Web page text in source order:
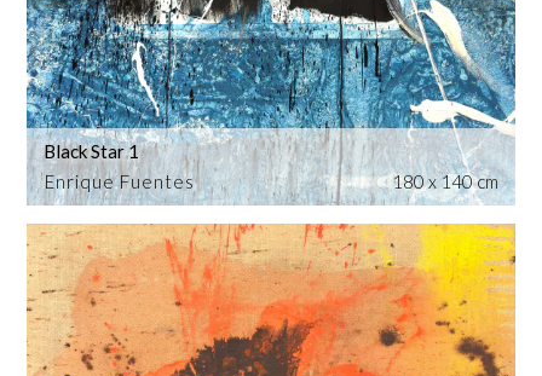
Enrique Fuentes
Black Star 1
180 x 140 cm